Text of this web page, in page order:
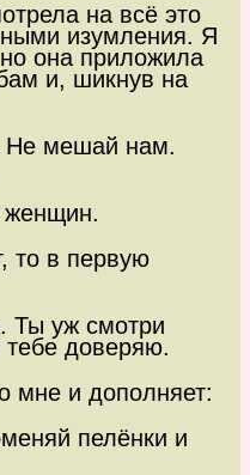
на всё это
изумления. Я
она приложила
и, шикнув на
Не мешай нам.
женщин.
то в первую
Ты уж смотри
доверяю.
мне и дополняет:
пелёнки и